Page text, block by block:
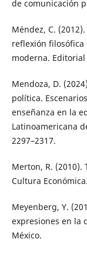
de comunicación
Méndez, C.
reflexión
moderna.
Mendoza, D.
política.
enseñanza en la
Latinoamericana
2297–2317.
Merton, R. (2010).
Cultura Económica.
Meyenberg, Y.
expresiones en la
México.